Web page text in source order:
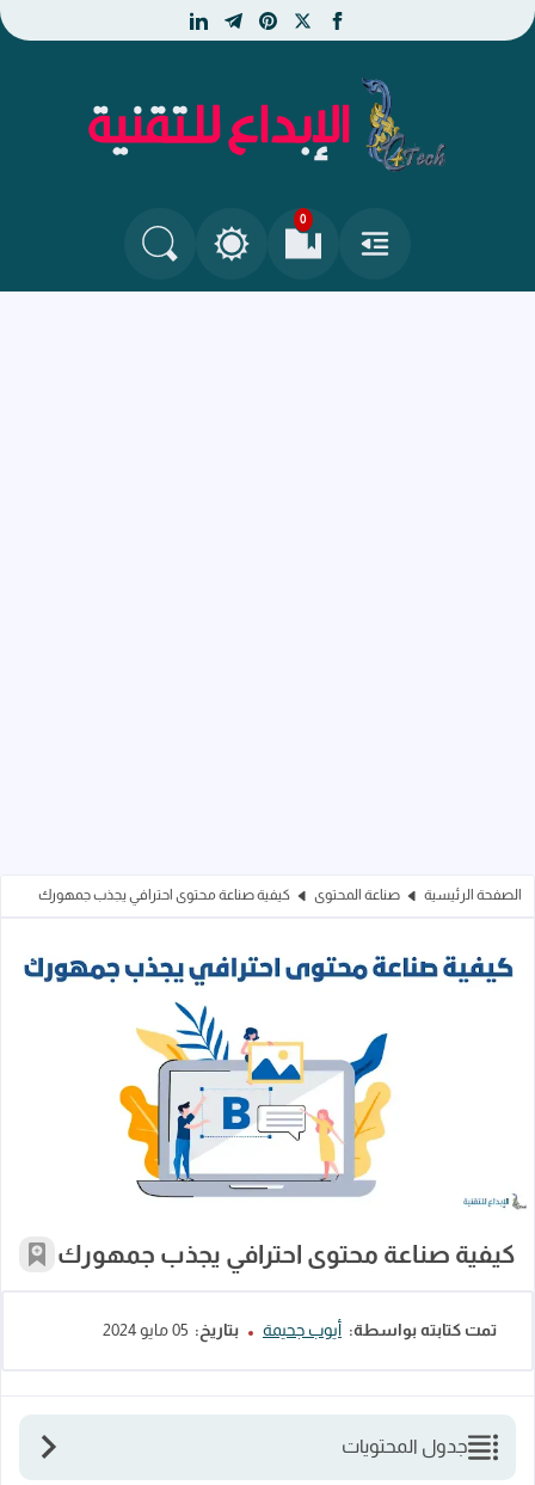
facebook
x
pinterest
telegram
linkedin
الإبداع للتقنية - جديد
القائمة
0
العلامات المرجعيةالتغيير بين الوضع النهاري والداكن
البحث في المدونة
الصفحة الرئيسية صناعة المحتوى كيفية صناعة محتوى احترافي يجذب جمهورك
كيفية صناعة محتوى احترافي يجذب
كيفية صناعة محتوى احترافي يجذب جمهورك أضف
تمت كتابته بواسطة: أيوب جحيمة بتاريخ: 05 مايو 2024
جدول المحتويات